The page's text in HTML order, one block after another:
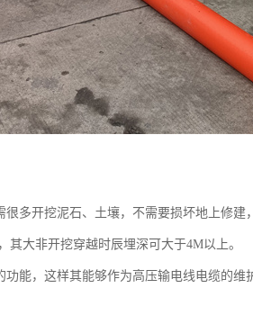
多开挖泥石、土壤，不需要损坏地上修
其大非开挖穿越时辰埋深可大于4M以上。
能，这样其能够作为高压输电线电缆的